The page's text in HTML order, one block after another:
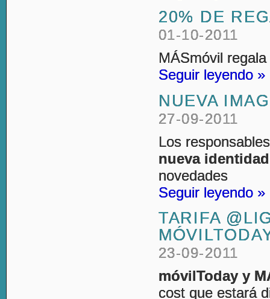
20% DE
01-10-2011
MÁSmóvil
Seguir leyendo »
NUEVA
27-09-2011
Los
nueva
novedades
Seguir leyendo »
TARIFA
23-09-2011
móvilToday y
cost que estará